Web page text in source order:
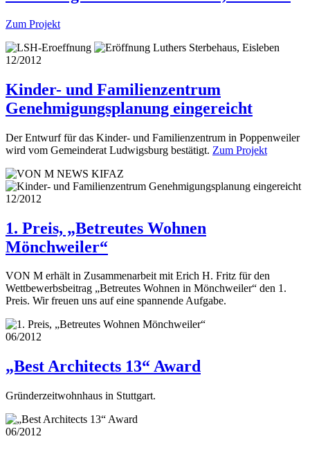
Zum Projekt
12/2012
Kinder- und Familienzentrum
Genehmigungsplanung eingereicht
Der Entwurf für das Kinder- und Familienzentrum in Poppenweiler
wird vom Gemeinderat Ludwigsburg bestätigt. Zum Projekt
12/2012
1. Preis, „Betreutes Wohnen
Mönchweiler“
VON M erhält in Zusammenarbeit mit Erich H. Fritz für den
Wettbewerbsbeitrag „Betreutes Wohnen in Mönchweiler“ den 1.
Preis. Wir freuen uns auf eine spannende Aufgabe.
06/2012
„Best Architects 13“ Award
Gründerzeitwohnhaus in Stuttgart.
06/2012